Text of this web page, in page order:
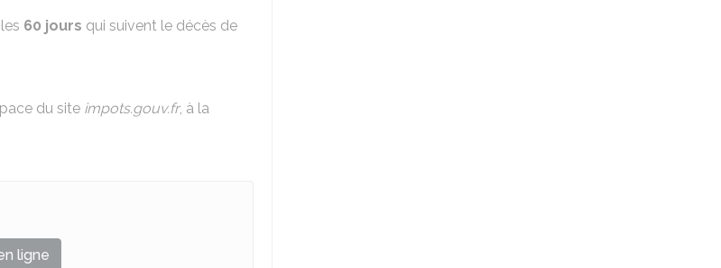
60 jours qui suivent le décès de
du site impots.gouv.fr, à la
ligne